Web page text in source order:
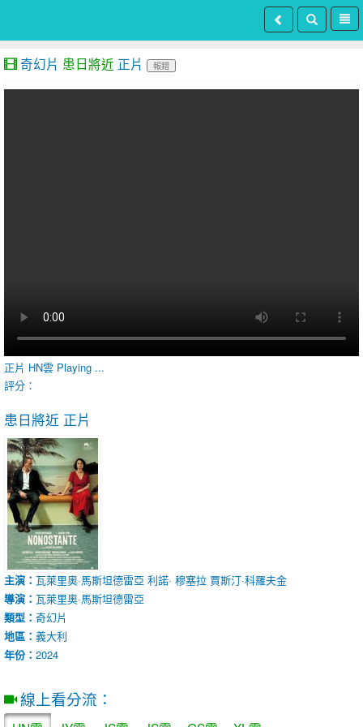
奇幻片 患日將近 正片 報錯
正片 HN雲 Playing ...
評分：
患日將近 正片
主演： 瓦萊里奧·馬斯坦德雷亞 利諾· 穆塞拉 賈斯汀·科羅夫金
導演： 瓦萊里奧·馬斯坦德雷亞
類型： 奇幻片
地區： 義大利
年份： 2024
線上看分流：